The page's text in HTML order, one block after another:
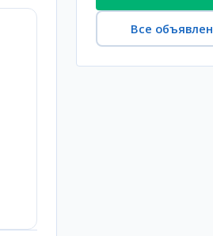
Все